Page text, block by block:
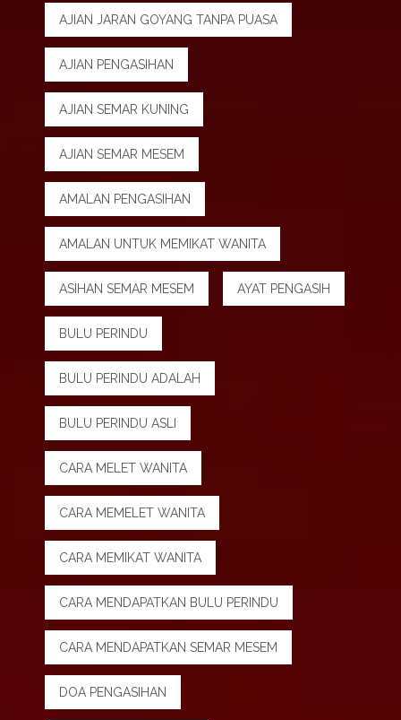
AJIAN JARAN GOYANG TANPA PUASA
AJIAN PENGASIHAN
AJIAN SEMAR KUNING
AJIAN SEMAR MESEM
AMALAN PENGASIHAN
AMALAN UNTUK MEMIKAT WANITA
ASIHAN SEMAR MESEM AYAT PENGASIH
BULU PERINDU
BULU PERINDU ADALAH
BULU PERINDU ASLI
CARA MELET WANITA
CARA MEMELET WANITA
CARA MEMIKAT WANITA
CARA MENDAPATKAN BULU PERINDU
CARA MENDAPATKAN SEMAR MESEM
DOA PENGASIHAN